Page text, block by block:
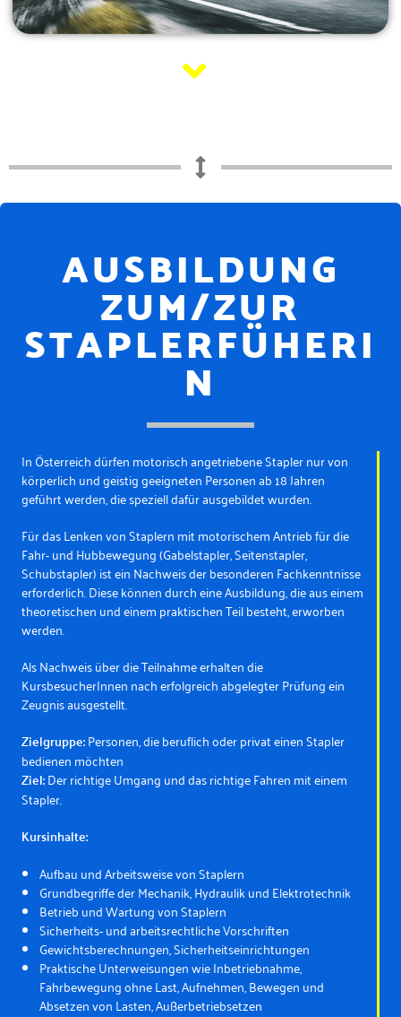
AUSBILDUNG
ZUM/ZUR
STAPLERFÜHERI
N
In Österreich dürfen motorisch angetriebene Stapler nur von
körperlich und geistig geeigneten Personen ab 18 Jahren
geführt werden, die speziell dafür ausgebildet wurden.
Für das Lenken von Staplern mit motorischem Antrieb für die
Fahr- und Hubbewegung (Gabelstapler, Seitenstapler,
Schubstapler) ist ein Nachweis der besonderen Fachkenntnisse
erforderlich. Diese können durch eine Ausbildung, die aus einem
theoretischen und einem praktischen Teil besteht, erworben
werden.
Als Nachweis über die Teilnahme erhalten die
KursbesucherInnen nach erfolgreich abgelegter Prüfung ein
Zeugnis ausgestellt.
Zielgruppe:Personen, die beruflich oder privat einen Stapler
bedienen möchten
Ziel:Der richtige Umgang und das richtige Fahren mit einem
Stapler.
Kursinhalte:
Aufbau und Arbeitsweise von Staplern
Grundbegriffe der Mechanik, Hydraulik und Elektrotechnik
Betrieb und Wartung von Staplern
Sicherheits- und arbeitsrechtliche Vorschriften
Gewichtsberechnungen, Sicherheitseinrichtungen
Praktische Unterweisungen wie Inbetriebnahme,
Fahrbewegung ohne Last, Aufnehmen, Bewegen und
Absetzen von Lasten, Außerbetriebsetzen